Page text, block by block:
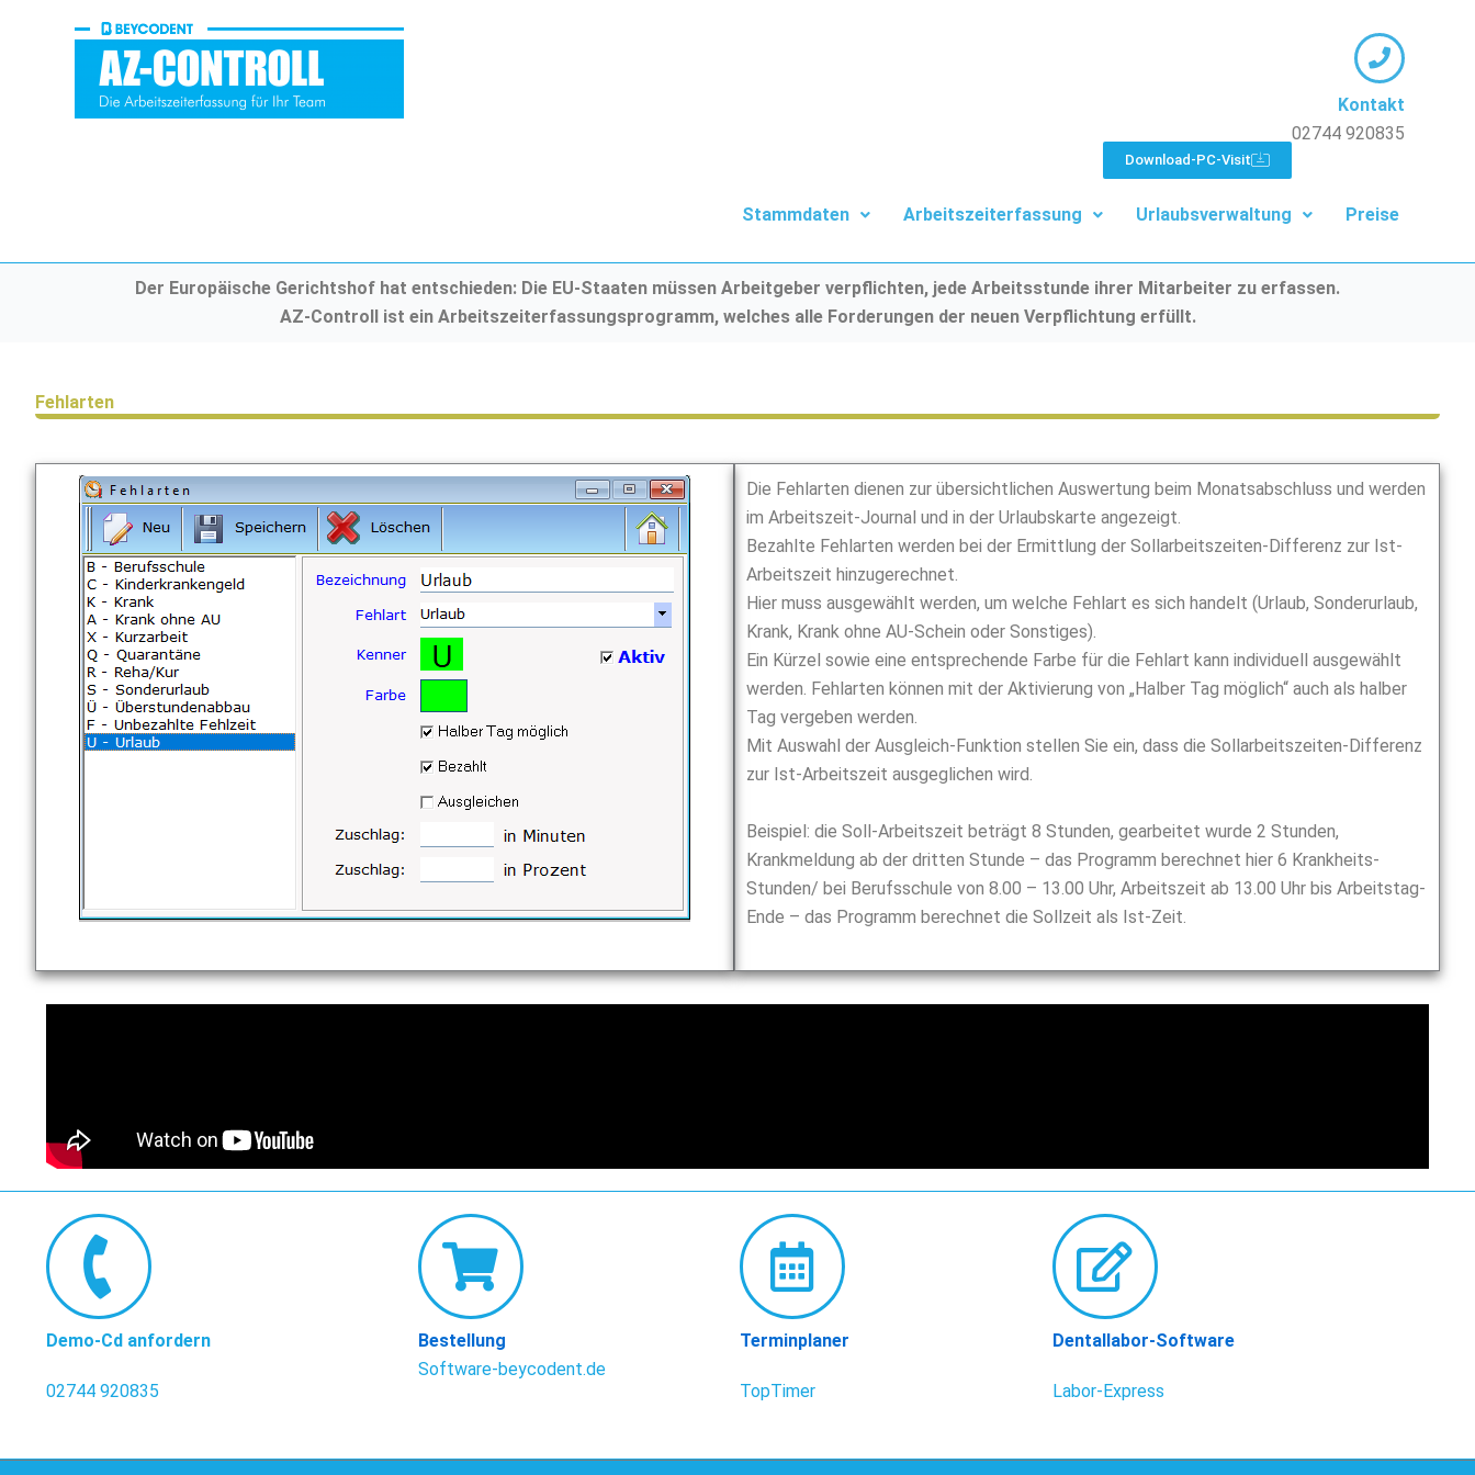
Download-PC-Visit
Kontakt
02744 920835
Stammdaten Arbeitszeiterfassung Urlaubsverwaltung Preise
Der Europäische Gerichtshof hat entschieden: Die EU-Staaten müssen Arbeitgeber verpflichten, jede Arbeitsstunde ihrer Mitarbeiter zu erfassen.
AZ-Controll ist ein Arbeitszeiterfassungsprogramm, welches alle Forderungen der neuen Verpflichtung erfüllt.
Fehlarten
Die Fehlarten dienen zur übersichtlichen Auswertung beim Monatsabschluss und werden
im Arbeitszeit-Journal und in der Urlaubskarte angezeigt.
Bezahlte Fehlarten werden bei der Ermittlung der Sollarbeitszeiten-Differenz zur Ist-
Arbeitszeit hinzugerechnet.
Hier muss ausgewählt werden, um welche Fehlart es sich handelt (Urlaub, Sonderurlaub,
Krank, Krank ohne AU-Schein oder Sonstiges).
Ein Kürzel sowie eine entsprechende Farbe für die Fehlart kann individuell ausgewählt
werden. Fehlarten können mit der Aktivierung von „Halber Tag möglich“ auch als halber
Tag vergeben werden.
Mit Auswahl der Ausgleich-Funktion stellen Sie ein, dass die Sollarbeitszeiten-Differenz
zur Ist-Arbeitszeit ausgeglichen wird.
Beispiel: die Soll-Arbeitszeit beträgt 8 Stunden, gearbeitet wurde 2 Stunden,
Krankmeldung ab der dritten Stunde – das Programm berechnet hier 6 Krankheits-
Stunden/ bei Berufsschule von 8.00 – 13.00 Uhr, Arbeitszeit ab 13.00 Uhr bis Arbeitstag-
Ende – das Programm berechnet die Sollzeit als Ist-Zeit.
Demo-Cd anfordern
02744 920835
Bestellung
Software-beycodent.de
Terminplaner
TopTimer
Dentallabor-Software
Labor-Express